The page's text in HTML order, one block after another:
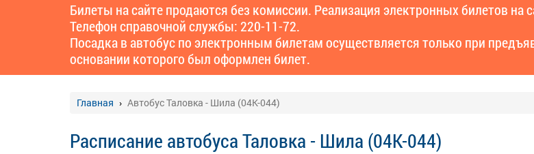
Билеты на сайте продаются без комиссии. Реализация электронных билетов на
Телефон справочной службы: 220-11-72.
Посадка в автобус по электронным билетам осуществляется только при
основании которого был оформлен билет.
Главная Автобус Таловка - Шила (04К-044)
Расписание автобуса Таловка - Шила (04К-044)